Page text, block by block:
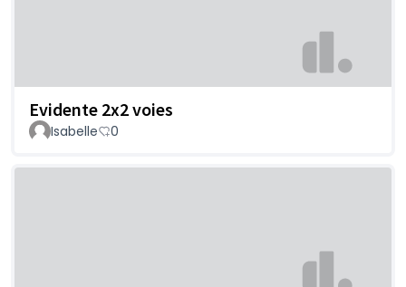
Evidente 2x2 voies
Isabelle 0